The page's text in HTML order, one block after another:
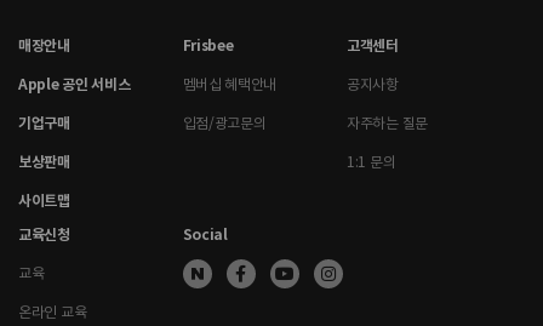
매장안내
Apple 공인 서비스
기업구매
보상판매
사이트맵
Frisbee
멤버십 혜택안내
입점/광고문의
고객센터
공지사항
자주하는 질문
1:1 문의
교육신청
교육
온라인 교육
Social